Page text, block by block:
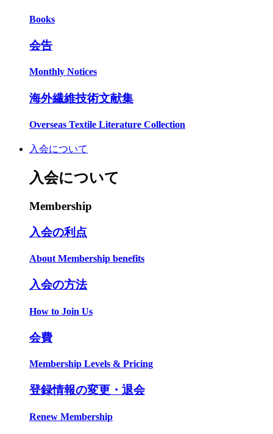
Books
会告
Monthly Notices
海外繊維技術文献集
Overseas Textile Literature Collection
入会について
入会について
Membership
入会の利点
About Membership benefits
入会の方法
How to Join Us
会費
Membership Levels & Pricing
登録情報の変更・退会
Renew Membership